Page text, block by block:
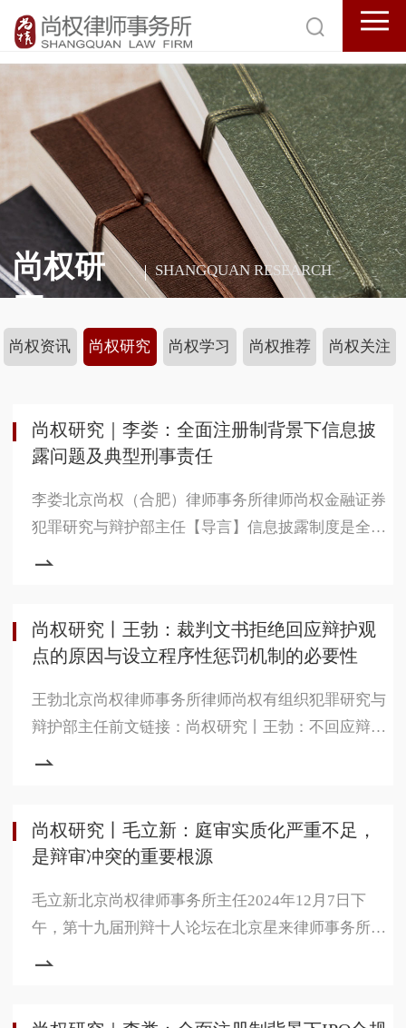
尚权研
究
SHANGQUAN RESEARCH
尚权资讯 尚权研究 尚权学习 尚权推荐 尚权关注
尚权研究｜李娄：全面注册制背景下信息披
露问题及典型刑事责任
李娄北京尚权（合肥）律师事务所律师尚权金融证券
犯罪研究与辩护部主任【导言】信息披露制度是全面
又要简明、扼要，不可故意隐藏，不宜过度发挥。新
《证券法》对信息披露义务人披露信息的基本要求为
应当真实、准确、完整，简明清晰，通俗易懂，不得
有虚假记载、误导性陈述或者重大
尚权研究丨王勃：裁判文书拒绝回应辩护观
点的原因与设立程序性惩罚机制的必要性
王勃北京尚权律师事务所律师尚权有组织犯罪研究与
辩护部主任前文链接：尚权研究丨王勃：不回应辩护
分析裁判文书拒绝回应辩护观点的成因，并给出解决
方案：在当前行政化考核方案之外建立诉讼化解决模
式，通过程序性惩罚机制要求裁判文书回应辩护观
点。为什么需要引入程序性惩罚机
尚权研究丨毛立新：庭审实质化严重不足，
是辩审冲突的重要根源
毛立新北京尚权律师事务所主任2024年12月7日下
午，第十九届刑辩十人论坛在北京星来律师事务所举